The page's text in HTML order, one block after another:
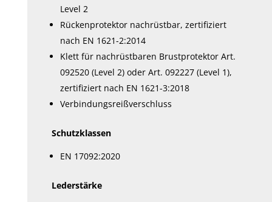
Level 2
Rückenprotektor nachrüstbar, zertifiziert
nach EN 1621-2:2014
Klett für nachrüstbaren Brustprotektor Art.
092520 (Level 2) oder Art. 092227 (Level 1),
zertifiziert nach EN 1621-3:2018
Verbindungsreißverschluss
Schutzklassen
EN 17092:2020
Lederstärke